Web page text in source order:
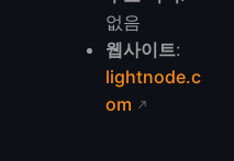
없음
웹사이트:
lightnode.c
om